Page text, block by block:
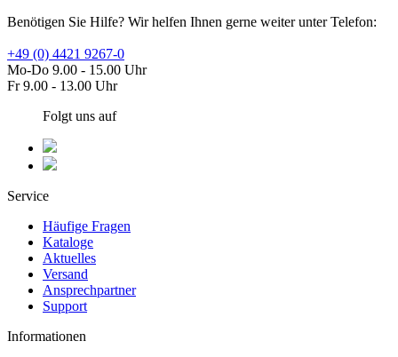
Benötigen Sie Hilfe? Wir helfen Ihnen gerne weiter unter Telefon:
+49 (0) 4421 9267-0
Mo-Do 9.00 - 15.00 Uhr
Fr 9.00 - 13.00 Uhr
Folgt uns auf
Service
Häufige Fragen
Kataloge
Aktuelles
Versand
Ansprechpartner
Support
Informationen